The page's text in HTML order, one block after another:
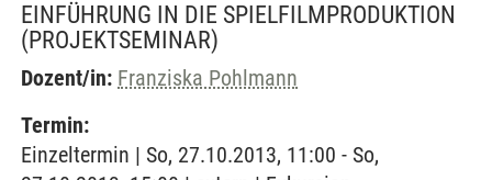
EINFÜHRUNG IN DIE SPIELFILMPRODUKTION
(PROJEKTSEMINAR)
Dozent/in: Franziska Pohlmann
Termin:
Einzeltermin | So, 27.10.2013, 11:00 - So,